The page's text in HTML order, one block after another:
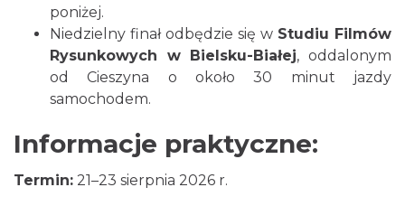
1.66 km
poniżej.
Niedzielny finał odbędzie się w Studiu Filmów
Rysunkowych w Bielsku-Białej, oddalonym
od Cieszyna o około 30 minut jazdy
samochodem.
Informacje praktyczne:
Termin: 21–23 sierpnia 2026 r.